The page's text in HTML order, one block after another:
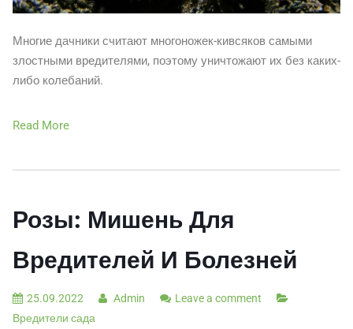
Многие дачники считают многоножек-кивсяков самыми
злостными вредителями, поэтому уничтожают их без каких-
либо колебаний.
Read More
Розы: Мишень Для
Вредителей И Болезней
25.09.2022 Admin
Leave a comment
Вредители сада